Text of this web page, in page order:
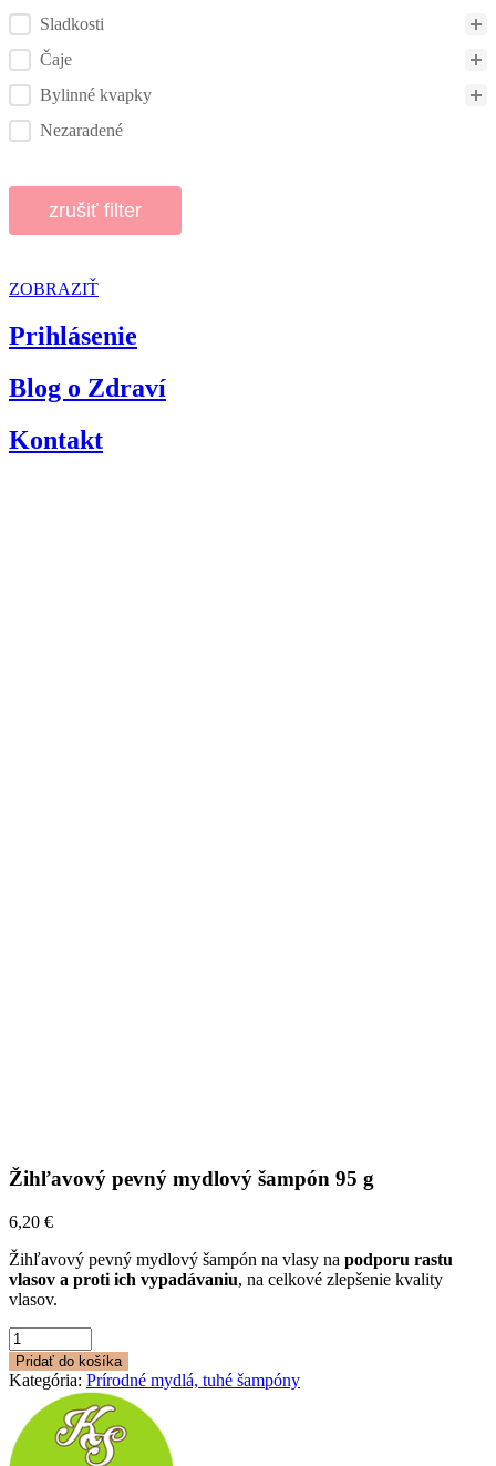
Sladkosti
Čaje
Bylinné kvapky
Nezaradené
zrušiť filter
ZOBRAZIŤ
Prihlásenie
Blog o Zdraví
Kontakt
Žihľavový pevný mydlový šampón 95 g
6,20 €
Žihľavový pevný mydlový šampón na vlasy na podporu rastu
vlasov a proti ich vypadávaniu, na celkové zlepšenie kvality
vlasov.
množstvo
Žihľavový
pevný
mydlový
šampón
95
g
Pridať do košíka
Kategória: Prírodné mydlá, tuhé šampóny